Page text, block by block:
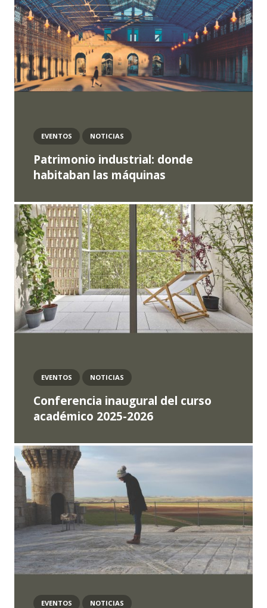
Patrimonio industrial: donde
habitaban las máquinas
EVENTOS NOTICIAS
Conferencia inaugural del curso
académico 2025-2026
EVENTOS NOTICIAS
EVENTOS NOTICIAS